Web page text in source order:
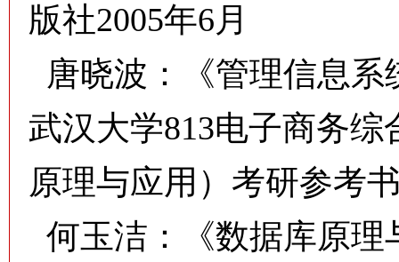
版社2005年6月
唐晓波：《管理信息系
武汉大学813电子商务
原理与应用）考研参考
何玉洁：《数据库原